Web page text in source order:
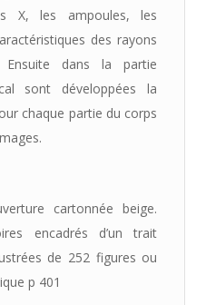
X, les ampoules, les
des rayons
dans la partie
sont développées la
chaque partie du corps
cartonnée beige.
encadrés d’un trait
de 252 figures ou
p 401